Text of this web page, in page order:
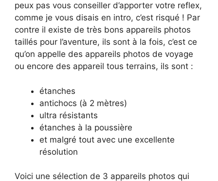
peux pas vous conseiller d’apporter votre reflex,
comme je vous disais en intro, c’est risqué ! Par
contre il existe de très bons appareils photos
taillés pour l’aventure, ils sont à la fois, c’est ce
qu’on appelle des appareils photos de voyage
ou encore des appareil tous terrains, ils sont :
étanches
antichocs (à 2 mètres)
ultra résistants
étanches à la poussière
et malgré tout avec une excellente
résolution
Voici une sélection de 3 appareils photos qui